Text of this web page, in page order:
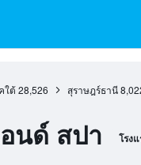
ใต้ 28,526 สุราษฎร์ธานี
นด์ สปา โรง